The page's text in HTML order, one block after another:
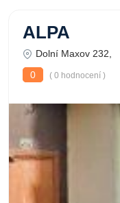
ALPA
Dolní Maxov 232,
0
( 0 hodnocení )